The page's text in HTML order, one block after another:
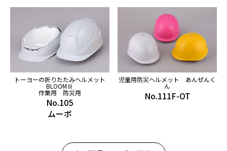
トーヨーの折りたたみヘルメット
BLOOMⅢ
作業用 防災用
No.105
ムーボ
児童用防災ヘルメット あんぜんく
ん
No.111F-OT